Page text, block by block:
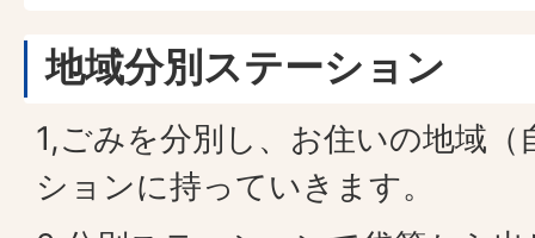
地域分別ステーション
1,ごみを分別し、お住いの地域（
ションに持っていきます。